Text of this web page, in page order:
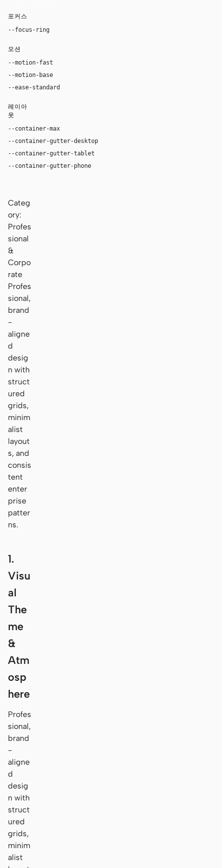
포커스
--focus-ring
모션
--motion-fast
--motion-base
--ease-standard
레이아
웃
--container-max
--container-gutter-desktop
--container-gutter-tablet
--container-gutter-phone
Categ
ory:
Profes
sional
&
Corpo
rate
Profes
sional,
brand
-
aligne
d
desig
n with
struct
ured
grids,
minim
alist
layout
s, and
consis
tent
enter
prise
patter
ns.
1.
Visu
al
The
me
&
Atm
osp
here
Profes
sional,
brand
-
aligne
d
desig
n with
struct
ured
grids,
minim
alist